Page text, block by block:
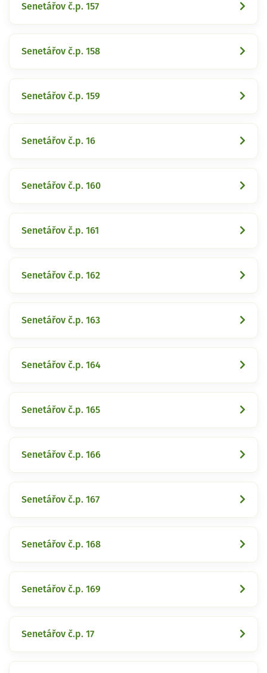
Senetářov č.p. 157
Senetářov č.p. 158
Senetářov č.p. 159
Senetářov č.p. 16
Senetářov č.p. 160
Senetářov č.p. 161
Senetářov č.p. 162
Senetářov č.p. 163
Senetářov č.p. 164
Senetářov č.p. 165
Senetářov č.p. 166
Senetářov č.p. 167
Senetářov č.p. 168
Senetářov č.p. 169
Senetářov č.p. 17